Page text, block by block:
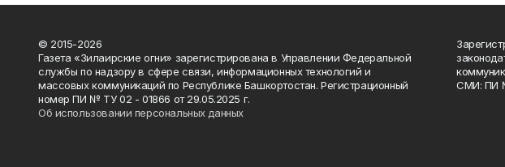
© 2015-2026
Газета «Зилаирские огни» зарегистрирована в Управлении Федеральной
службы по надзору в сфере связи, информационных технологий и
массовых коммуникаций по Республике Башкортостан. Регистрационный
номер ПИ № ТУ 02 - 01866 от 29.05.2025 г.
Об использовании персональных данных
СМИ: ПИ